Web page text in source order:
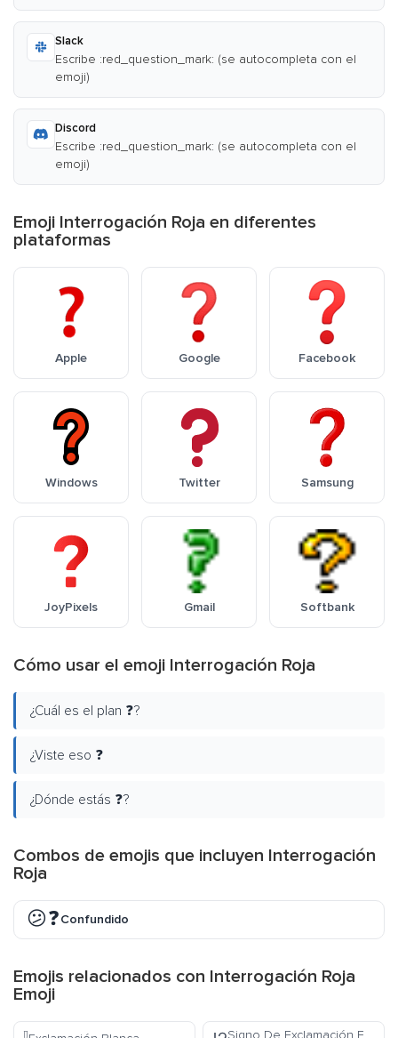
Slack
Escribe :red_question_mark: (se autocompleta con el
emoji)
Discord
Escribe :red_question_mark: (se autocompleta con el
emoji)
Emoji Interrogación Roja en diferentes
plataformas
Apple Google Facebook
Windows Twitter Samsung
JoyPixels Gmail Softbank
Cómo usar el emoji Interrogación Roja
¿Cuál es el plan ❓?
¿Viste eso ❓
¿Dónde estás ❓?
Combos de emojis que incluyen Interrogación
Roja
😕❓Confundido
Emojis relacionados con Interrogación Roja
Emoji
Signo De Exclamación E